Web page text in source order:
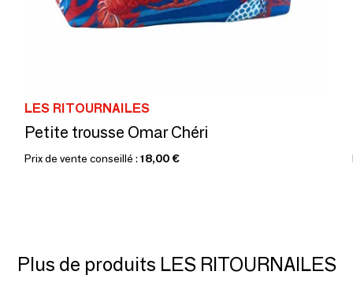
LES RITOURNAILES
Petite trousse Omar Chéri
Prix de vente conseillé : 18,00 €
Plus de produits LES RITOURNAILES